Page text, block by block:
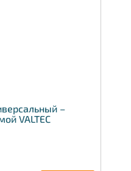
–
VALTEC